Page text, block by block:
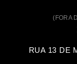
(FORA
RUA 13 DE